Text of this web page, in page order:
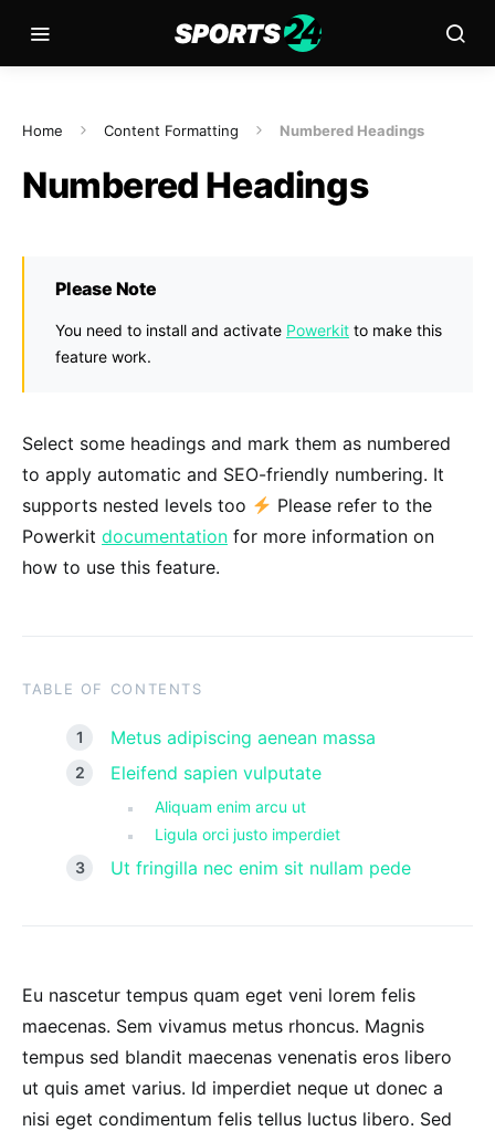
Home Content Formatting Numbered Headings
Numbered Headings
Please Note
You need to install and activate Powerkit to make this
feature work.
Select some headings and mark them as numbered
to apply automatic and SEO-friendly numbering. It
supports nested levels too
Please refer to the
Powerkit documentation for more information on
how to use this feature.
TABLE OF CONTENTS
Metus adipiscing aenean massa
Eleifend sapien vulputate
Aliquam enim arcu ut
Ligula orci justo imperdiet
Ut fringilla nec enim sit nullam pede
Eu nascetur tempus quam eget veni lorem felis
maecenas. Sem vivamus metus rhoncus. Magnis
tempus sed blandit maecenas venenatis eros libero
ut quis amet varius. Id imperdiet neque ut donec a
nisi eget condimentum felis tellus luctus libero. Sed